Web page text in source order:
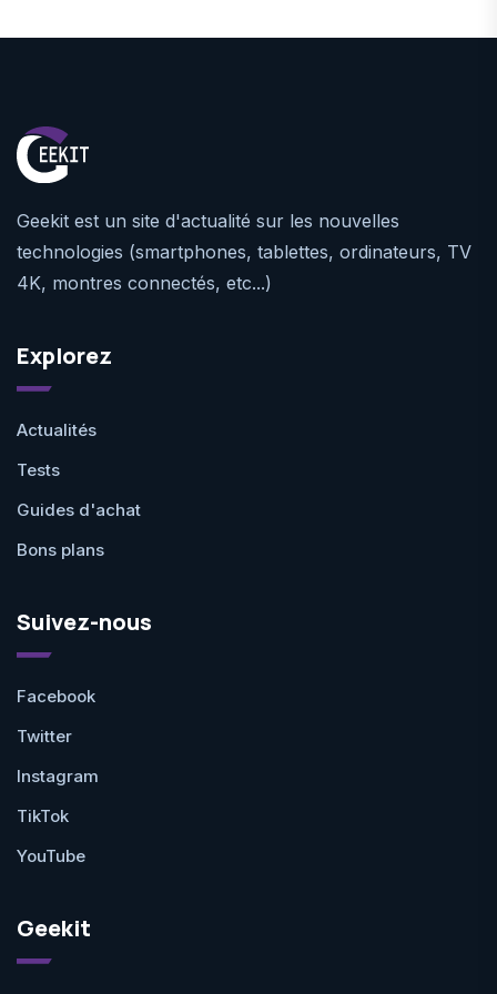
Geekit est un site d'actualité sur les nouvelles
technologies (smartphones, tablettes, ordinateurs, TV
4K, montres connectés, etc...)
Explorez
Actualités
Tests
Guides d'achat
Bons plans
Suivez-nous
Facebook
Twitter
Instagram
TikTok
YouTube
Geekit